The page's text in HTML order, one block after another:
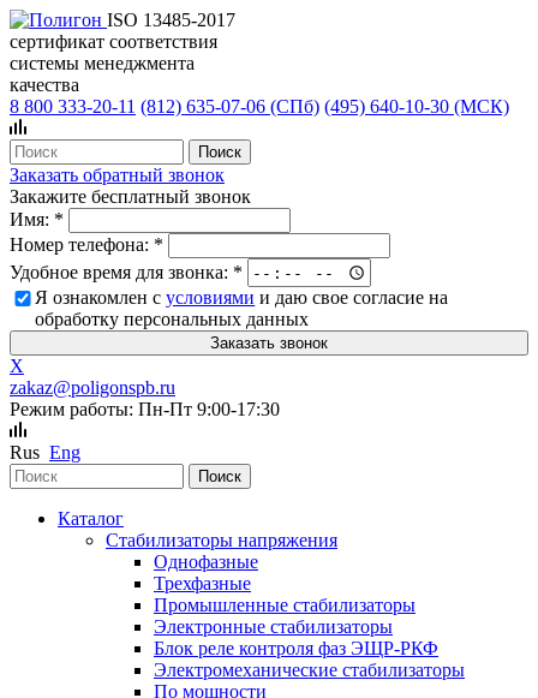
ISO 13485-2017
сертификат соответствия
системы менеджмента
качества
8 800 333-20-11 (812) 635-07-06 (СПб) (495) 640-10-30 (МСК)
Заказать обратный звонок
Закажите бесплатный звонок
Имя: *
Номер телефона: *
Удобное время для звонка: *
Я ознакомлен сусловиями и даю свое согласие на
обработку персональных данных
X
zakaz@poligonspb.ru
Режим работы: Пн-Пт 9:00-17:30
Rus Eng
Каталог
Стабилизаторы напряжения
Однофазные
Трехфазные
Промышленные стабилизаторы
Электронные стабилизаторы
Блок реле контроля фаз ЭЩР-РКФ
Электромеханические стабилизаторы
По мощности